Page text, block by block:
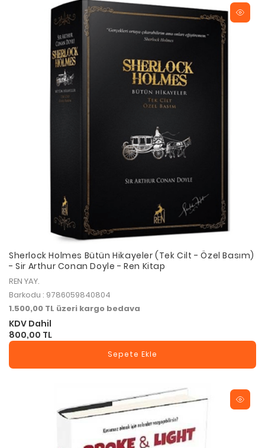
Sherlock Holmes Bütün Hikayeler (Tek Cilt - Özel Basım)
- Sir Arthur Conan Doyle - Ren Kitap
REN YAY.
Barkodu : 9786059840804
1.500,00 TL üzeri kargo bedava
KDV Dahil
800,00 TL
Sepete Ekle